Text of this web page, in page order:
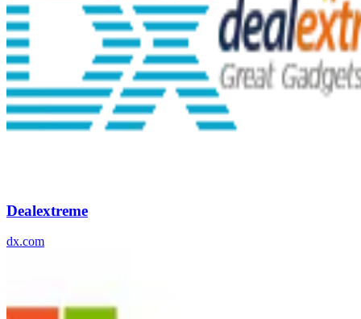
Dealextreme
dx.com